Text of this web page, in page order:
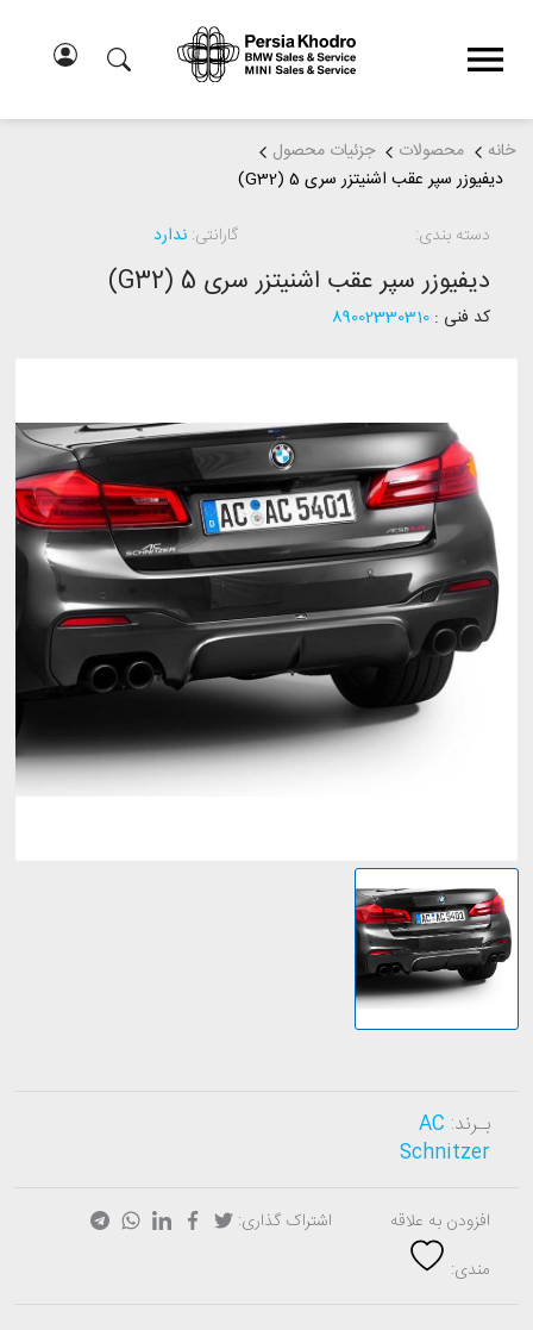
خانه محصولات
جزئیات محصول
دیفیوزر سپر عقب اشنیتزر سری 5 (G32)
دسته بندی:
گارانتی: ندارد
دیفیوزر سپر عقب اشنیتزر سری 5 (G32)
کد فنی : 89002330310
بـرند: AC
Schnitzer
افزودن به علاقه
مندی:
اشتراک گذاری: